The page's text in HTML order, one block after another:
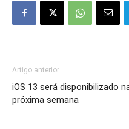
Artigo anterior
iOS 13 será disponibilizado
próxima semana